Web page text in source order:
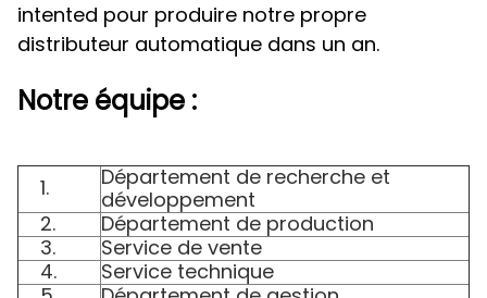
intented pour produire notre propre
distributeur automatique dans un an.
Notre équipe :
1.
Département de recherche et
développement
2.
Département de production
3.
Service de vente
4.
Service technique